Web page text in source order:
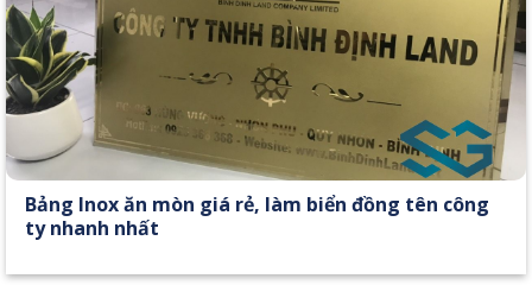
Bảng Inox ăn mòn giá rẻ, làm biển đồng tên công
ty nhanh nhất